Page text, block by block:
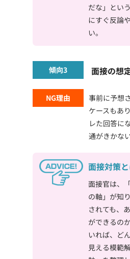
だな」とい
にすぐ反論
い。
傾向3 面接の想
NG理由
事前に予想
ケースもあ
レた回答に
通がきかな
面接対策
面接官は、
の軸」が知
されても、
ができるの
いれば、ど
見える模範